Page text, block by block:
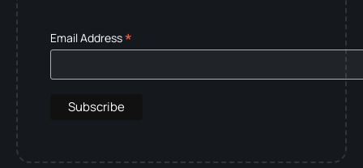
Email Address*